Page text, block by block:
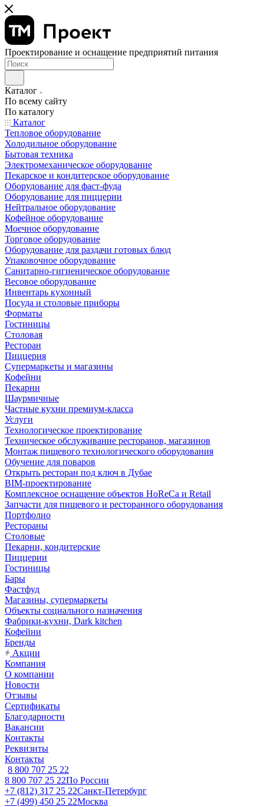
Проектирование и оснащение предприятий питания
Каталог
По всему сайту
По каталогу
Каталог
Тепловое оборудование
Холодильное оборудование
Бытовая техника
Электромеханическое оборудование
Пекарское и кондитерское оборудование
Оборудование для фаст-фуда
Оборудование для пиццерии
Нейтральное оборудование
Кофейное оборудование
Моечное оборудование
Торговое оборудование
Оборудование для раздачи готовых блюд
Упаковочное оборудование
Санитарно-гигиеническое оборудование
Весовое оборудование
Инвентарь кухонный
Посуда и столовые приборы
Форматы
Гостиницы
Столовая
Ресторан
Пиццерия
Супермаркеты и магазины
Кофейни
Пекарни
Шаурмичные
Частные кухни премиум-класса
Услуги
Технологическое проектирование
Техническое обслуживание ресторанов, магазинов
Монтаж пищевого технологического оборудования
Обучение для поваров
Открыть ресторан под ключ в Дубае
BIM-проектирование
Комплексное оснащение объектов HoReCa и Retail
Запчасти для пищевого и ресторанного оборудования
Портфолио
Рестораны
Столовые
Пекарни, кондитерские
Пиццерии
Гостиницы
Бары
Фастфуд
Магазины, супермаркеты
Объекты социального назначения
Фабрики-кухни, Dark kitchen
Кофейни
Бренды
Акции
Компания
О компании
Новости
Отзывы
Сертификаты
Благодарности
Вакансии
Контакты
Реквизиты
Контакты
8 800 707 25 22
8 800 707 25 22По России
+7 (812) 317 25 22Санкт-Петербург
+7 (499) 450 25 22Москва